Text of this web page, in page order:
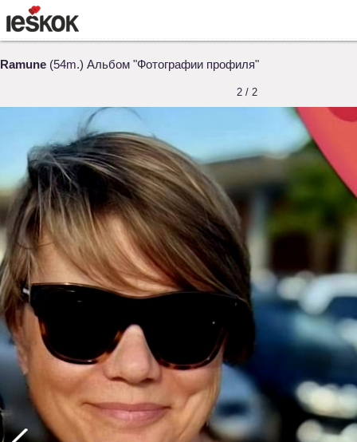
Ramune (54m.) Альбом "Фотографии профиля"
2 / 2